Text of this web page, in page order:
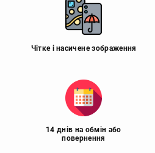
Чітке і насичене зображення
14 днів на обмін або
повернення